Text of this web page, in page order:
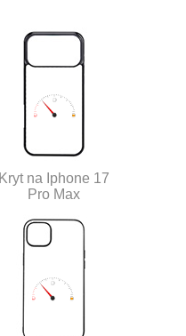
Kryt na Iphone 17
Pro Max